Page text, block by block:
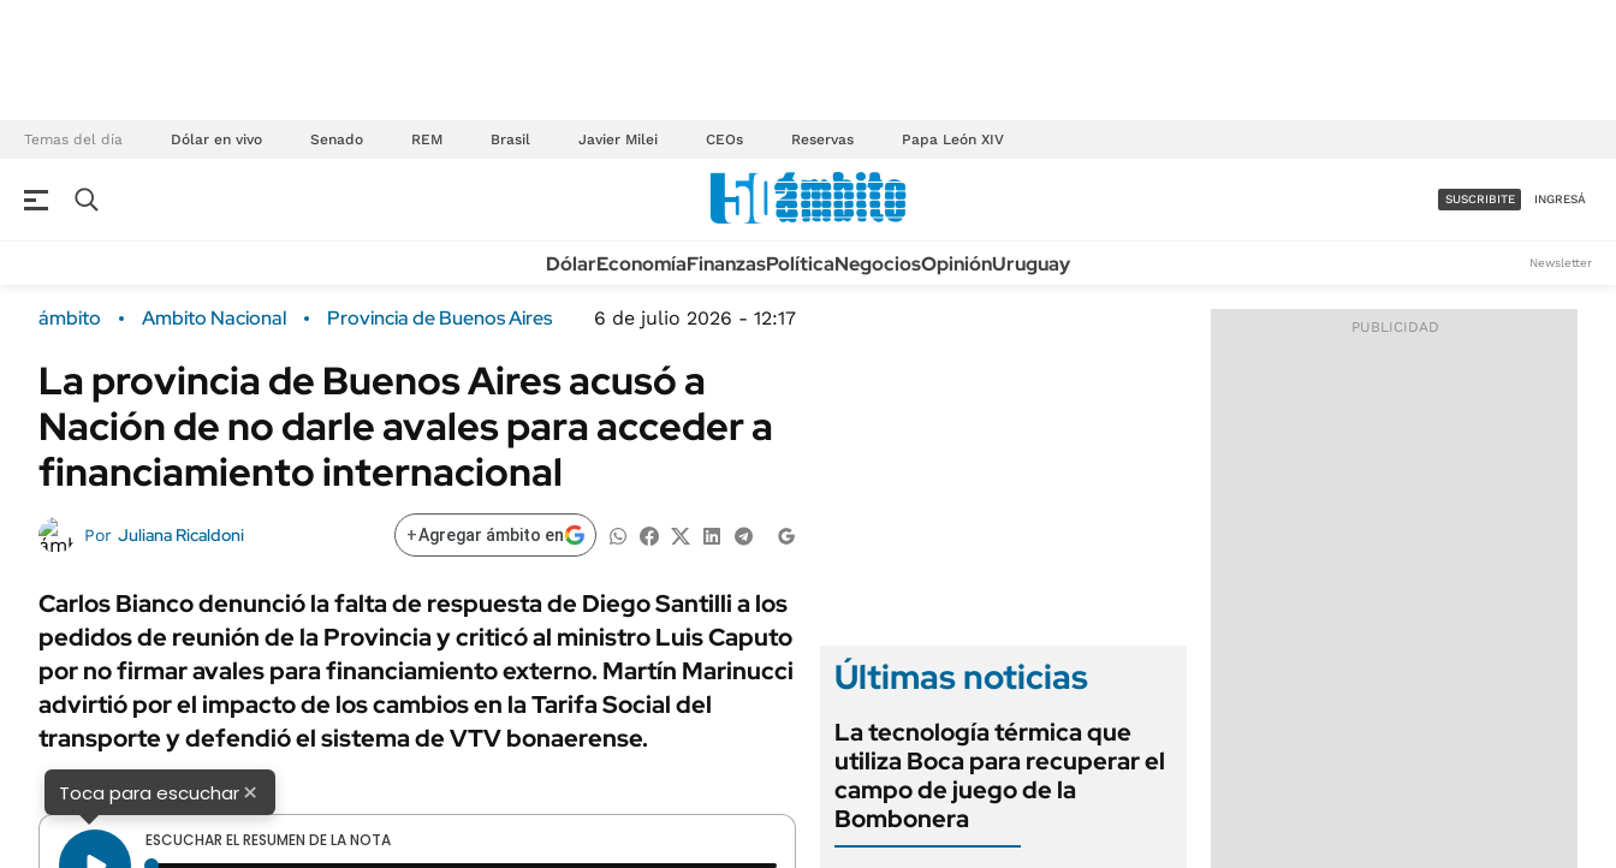
Temas del día Dólar en vivo Senado REM Brasil Javier Milei CEOs Reservas Papa León XIV
Campo
FINANZAS
Dólar
ÁMBITO DEBATE
Sustentabilidad
Seguros
POLÍTICA
URUGUAY
TECNOLOGÍA
MÉXICO
MUNDO
INFORMACIÓN GENERAL
AUTOS
ACCESO FULL - $1.800/MES
SUSCRIBITE INGRESÁ
DólarEconomíaFinanzasPolíticaNegociosOpiniónUruguay Newsletter
ámbito Ambito Nacional Provincia de Buenos Aires 6 de julio 2026 - 12:17
La provincia de Buenos Aires acusó a
Nación de no darle avales para acceder a
financiamiento internacional
Por Juliana Ricaldoni +Agregar ámbito en
Carlos Bianco denunció la falta de respuesta de Diego Santilli a los
pedidos de reunión de la Provincia y criticó al ministro Luis Caputo
por no firmar avales para financiamiento externo. Martín Marinucci
advirtió por el impacto de los cambios en la Tarifa Social del
transporte y defendió el sistema de VTV bonaerense.
Toca para escuchar×
ESCUCHAR EL RESUMEN DE LA NOTA
Últimas noticias
La tecnología térmica que
utiliza Boca para recuperar el
campo de juego de la
Bombonera